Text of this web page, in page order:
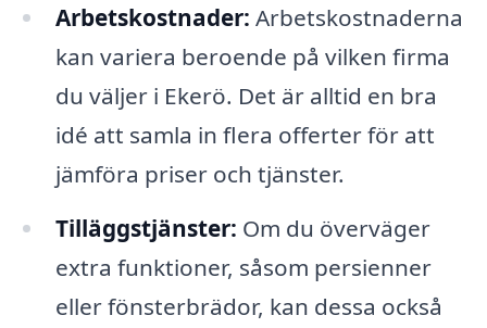
Arbetskostnader: Arbetskostnaderna
kan variera beroende på vilken firma
du väljer i Ekerö. Det är alltid en bra
idé att samla in flera offerter för att
jämföra priser och tjänster.
Tilläggstjänster: Om du överväger
extra funktioner, såsom persienner
eller fönsterbrädor, kan dessa också